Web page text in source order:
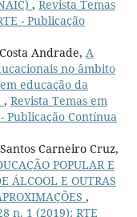
, Revista Temas
- Publicação
Andrade, A
no âmbito
educação da
, Revista Temas em
Publicação Contínua
Carneiro Cruz,
POPULAR E
ÁLCOOL E OUTRAS
,
n. 1 (2019): RTE